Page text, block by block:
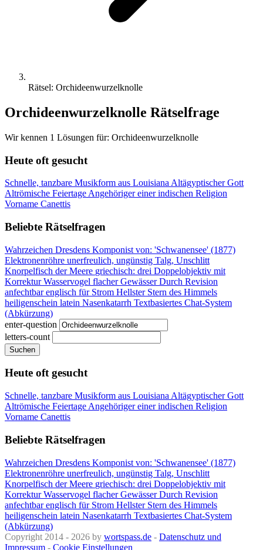
Rätsel: Orchideenwurzelknolle
Orchideenwurzelknolle Rätselfrage
Wir kennen 1 Lösungen für: Orchideenwurzelknolle
Heute oft gesucht
Schnelle, tanzbare Musikform aus Louisiana Altägyptischer Gott
Altrömische Feiertage Angehöriger einer indischen Religion
Vorname Canettis
Beliebte Rätselfragen
Wahrzeichen Dresdens Komponist von: 'Schwanensee' (1877)
Elektronenröhre unerfreulich, ungünstig Talg, Unschlitt
Knorpelfisch der Meere griechisch: drei Doppelobjektiv mit
KorrekturWasservogel flacher GewässerDurch Revision
anfechtbarenglisch für Strom Hellster Stern des Himmels
heiligenschein latein Nasenkatarrh Textbasiertes Chat-System
(Abkürzung)
enter-question
letters-count
Suchen
Heute oft gesucht
Schnelle, tanzbare Musikform aus Louisiana Altägyptischer Gott
Altrömische Feiertage Angehöriger einer indischen Religion
Vorname Canettis
Beliebte Rätselfragen
Wahrzeichen Dresdens Komponist von: 'Schwanensee' (1877)
Elektronenröhre unerfreulich, ungünstig Talg, Unschlitt
Knorpelfisch der Meere griechisch: drei Doppelobjektiv mit
KorrekturWasservogel flacher GewässerDurch Revision
anfechtbarenglisch für Strom Hellster Stern des Himmels
heiligenschein latein Nasenkatarrh Textbasiertes Chat-System
(Abkürzung)
Copyright 2014 - 2026 by wortspass.de - Datenschutz und
Impressum - Cookie Einstellungen